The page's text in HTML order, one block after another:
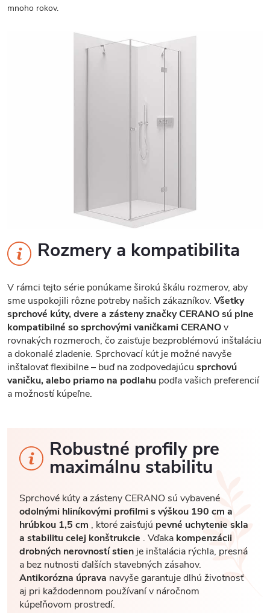
mnoho rokov.
Rozmery a kompatibilita
V rámci tejto série ponúkame širokú škálu rozmerov, aby
sme uspokojili rôzne potreby našich zákazníkov. Všetky
sprchové kúty, dvere a zásteny značky CERANO sú plne
kompatibilné so sprchovými vaničkami CERANOv
rovnakých rozmeroch, čo zaisťuje bezproblémovú inštaláciu
a dokonalé zladenie. Sprchovací kút je možné navyše
inštalovať flexibilne – buď na zodpovedajúcu sprchovú
vaničku, alebo priamo na podlahu podľa vašich preferencií
a možností kúpeľne.
Robustné profily pre
maximálnu stabilitu
Sprchové kúty a zásteny CERANO sú vybavené
odolnými hliníkovými profilmi s výškou 190 cm a
hrúbkou 1,5 cm , ktoré zaisťujú pevné uchytenie skla
a stabilitu celej konštrukcie . Vďaka kompenzácii
drobných nerovností stien je inštalácia rýchla, presná
a bez nutnosti ďalších stavebných zásahov.
Antikorózna úprava navyše garantuje dlhú životnosť
aj pri každodennom používaní v náročnom
kúpeľňovom prostredí.